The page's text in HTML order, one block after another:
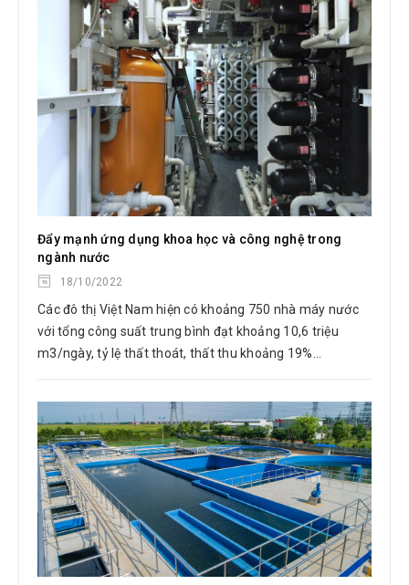
Đẩy mạnh ứng dụng khoa học và công nghệ trong
ngành nước
18/10/2022
Các đô thị Việt Nam hiện có khoảng 750 nhà máy nước
với tổng công suất trung bình đạt khoảng 10,6 triệu
m3/ngày, tỷ lệ thất thoát, thất thu khoảng 19%...